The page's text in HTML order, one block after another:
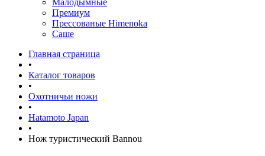
Малодымные
Премиум
Прессованые Himenoka
Саше
Главная страница
•
Каталог товаров
•
Охотничьи ножи
•
Hatamoto Japan
•
Нож туристический Bannou